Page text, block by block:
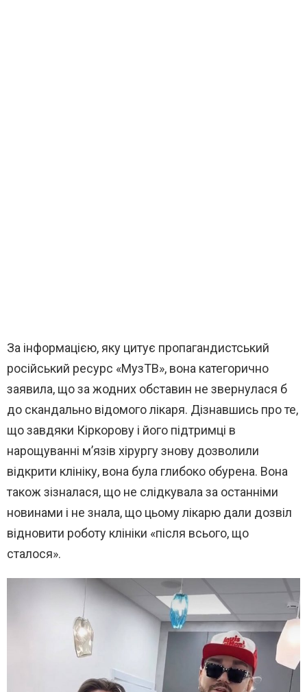
За інформацією, яку цитує пропагандистський
російський ресурс «МузТВ», вона категорично
заявила, що за жодних обставин не звернулася б
до скандально відомого лікаря. Дізнавшись про те,
що завдяки Кіркорову і його підтримці в
нарощуванні м’язів хірургу знову дозволили
відкрити клініку, вона була глибоко обурена. Вона
також зізналася, що не слідкувала за останніми
новинами і не знала, що цьому лікарю дали дозвіл
відновити роботу клініки «після всього, що
сталося».